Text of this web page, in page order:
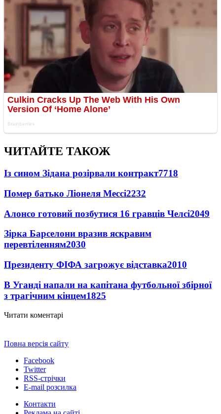
ЧИТАЙТЕ ТАКОЖ
Із сином Зідана розірвали контракт7718
Помер батько Ліонеля Мессі2232
Алонсо готовий позбутися 16 гравців Челсі2049
Зірка Барселони вразив яскравим
перевтіленням2030
Президенту ФІФА загрожує відставка2010
В Уганді напали на капітана футбольної збірної
з трагічним кінцем1825
Читати коментарі
Повна версія сайту
Facebook
Twitter
RSS-стрічки
E-mail розсилка
Контакти